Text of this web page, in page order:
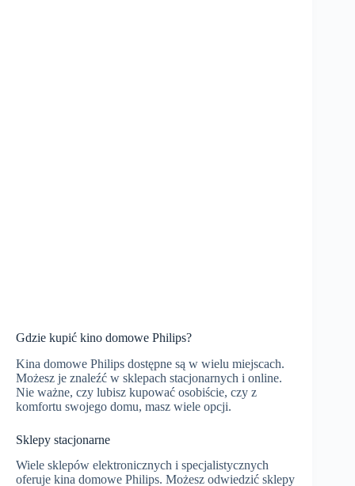
Gdzie kupić kino domowe Philips?
Kina domowe Philips dostępne są w wielu miejscach.
Możesz je znaleźć w sklepach stacjonarnych i online.
Nie ważne, czy lubisz kupować osobiście, czy z
komfortu swojego domu, masz wiele opcji.
Sklepy stacjonarne
Wiele sklepów elektronicznych i specjalistycznych
oferuje kina domowe Philips. Możesz odwiedzić sklepy